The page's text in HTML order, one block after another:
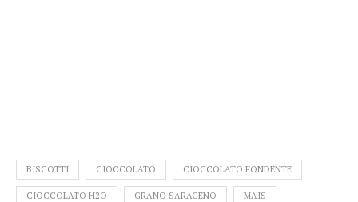
BISCOTTI CIOCCOLATO CIOCCOLATO FONDENTE
CIOCCOLATO H2O GRANO SARACENO MAIS